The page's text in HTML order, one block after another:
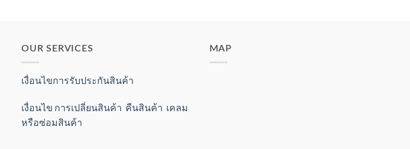
OUR SERVICES
เงื่อนไขการรับประกันสินค้า
เงื่อนไข การเปลี่ยนสินค้า คืนสินค้า เคลม
หรือซ่อมสินค้า
MAP